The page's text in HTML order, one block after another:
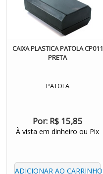
CAIXA PLASTICA PATOLA CP011
PRETA
PATOLA
Por: R$ 15,85
À vista em dinheiro ou Pix
ADICIONAR AO CARRINHO